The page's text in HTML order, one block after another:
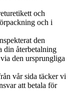
och
och i
den
din återbetalning
den ursprungliga
vår sida täcker vi
att betala för